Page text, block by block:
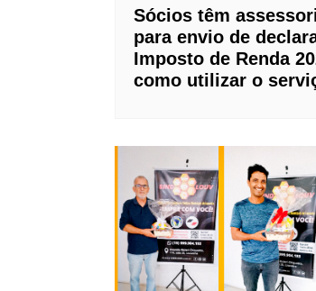
Sócios têm
para envio de
Imposto de Renda
como utilizar o